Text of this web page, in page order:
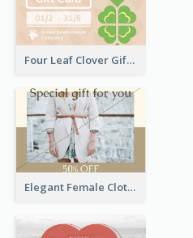
Four Leaf Clover Gift Card
Elegant Female Clothing Gift Card